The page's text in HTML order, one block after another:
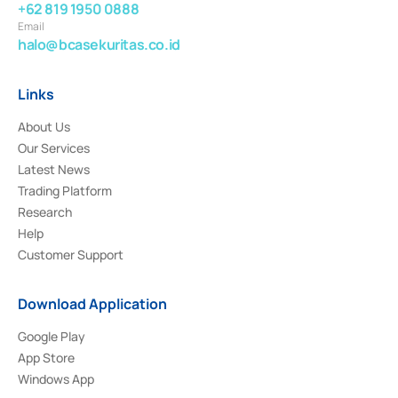
+62 819 1950 0888
Email
halo@bcasekuritas.co.id
Links
About Us
Our Services
Latest News
Trading Platform
Research
Help
Customer Support
Download Application
Google Play
App Store
Windows App